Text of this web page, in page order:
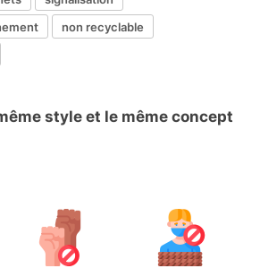
non recyclable
style et le même concept